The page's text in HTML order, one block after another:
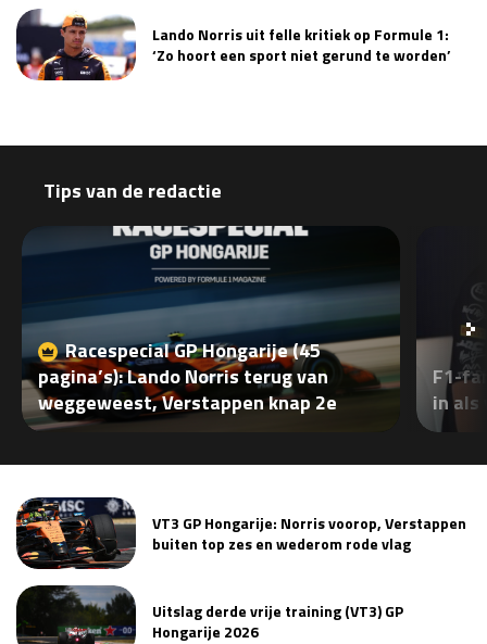
Race
GP QATAR 2026 27 - 29 nov
Kwalificatie
zo 17:00 - 19:00
Kwalificatie
za 15:00 - 16:00
Lando Norris uit felle kritiek op Formule 1:
‘Zo hoort een sport niet gerund te worden’
Tips van de redactie
Racespecial GP Hongarije (45
pagina’s): Lando Norris terug van
weggeweest, Verstappen knap 2e
F1-
in als
VT3 GP Hongarije: Norris voorop, Verstappen
buiten top zes en wederom rode vlag
Uitslag derde vrije training (VT3) GP
Hongarije 2026